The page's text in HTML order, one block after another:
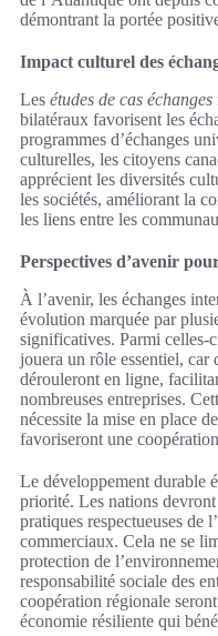
démontrant la portée
Impact culturel des
Les études de cas échanges
bilatéraux favorisent les
programmes d’échanges
culturelles, les citoyens
apprécient les diversités
les sociétés, améliorant la
les liens entre les
Perspectives d’avenir
À l’avenir, les échanges
évolution marquée par
significatives. Parmi celles-
jouera un rôle essentiel, car
dérouleront en ligne,
nombreuses entreprises.
nécessite la mise en place
favoriseront une
Le développement durable
priorité. Les nations
pratiques respectueuses de
commerciaux. Cela ne se
protection de
responsabilité sociale des
coopération régionale
économie résiliente qui